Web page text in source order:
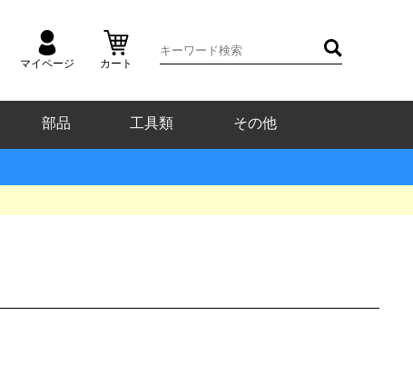
マイページ カート
部品 工具類 その他